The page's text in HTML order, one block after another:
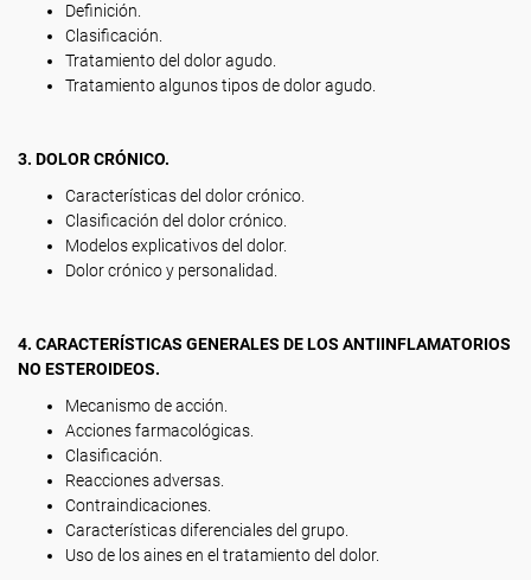
Definición.
Clasificación.
Tratamiento del dolor agudo.
Tratamiento algunos tipos de dolor agudo.
3. DOLOR CRÓNICO.
Características del dolor crónico.
Clasificación del dolor crónico.
Modelos explicativos del dolor.
Dolor crónico y personalidad.
4. CARACTERÍSTICAS GENERALES DE LOS ANTIINFLAMATORIOS
NO ESTEROIDEOS.
Mecanismo de acción.
Acciones farmacológicas.
Clasificación.
Reacciones adversas.
Contraindicaciones.
Características diferenciales del grupo.
Uso de los aines en el tratamiento del dolor.